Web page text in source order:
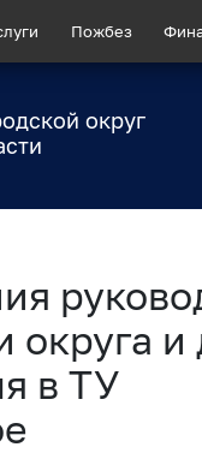
Пожбез
округ
и
в ТУ